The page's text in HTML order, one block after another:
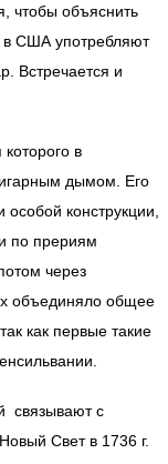
чтобы объяснить
в США употребляют
Встречается и
в
дымом. Его
конструкции,
по прериям
через
объединяло общее
как первые такие
связывают с
Свет в 1736 г.